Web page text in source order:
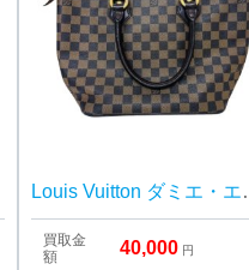
Louis
買取金
額
40,000 円